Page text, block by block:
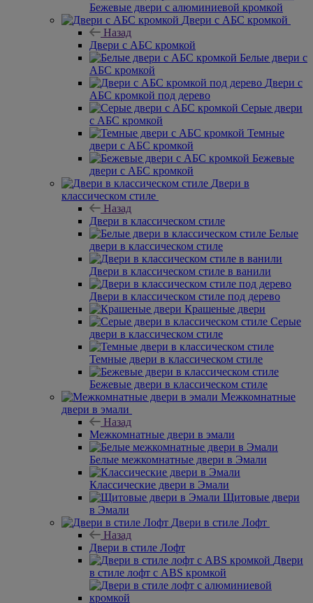
Бежевые двери с алюминиевой кромкой
Двери с АБС кромкой
Назад
Двери с АБС кромкой
Белые двери с
АБС кромкой
Двери с
АБС кромкой под дерево
Серые двери
с АБС кромкой
Темные
двери с АБС кромкой
Бежевые
двери с АБС кромкой
Двери в
классическом стиле
Назад
Двери в классическом стиле
Белые
двери в классическом стиле
Двери в классическом стиле в ванили
Двери в классическом стиле под дерево
Крашеные двери
Серые
двери в классическом стиле
Темные двери в классическом стиле
Бежевые двери в классическом стиле
Межкомнатные
двери в эмали
Назад
Межкомнатные двери в эмали
Белые межкомнатные двери в Эмали
Классические двери в Эмали
Щитовые двери
в Эмали
Двери в стиле Лофт
Назад
Двери в стиле Лофт
Двери
в стиле лофт с ABS кромкой